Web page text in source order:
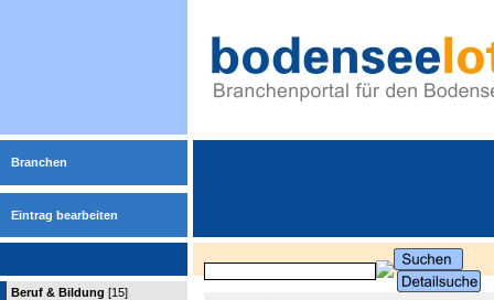
Branchen
Eintrag bearbeiten
Beruf & Bildung [15]